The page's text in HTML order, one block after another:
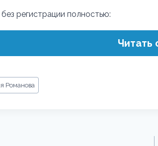
регистрации полностью:
Читать
Романова